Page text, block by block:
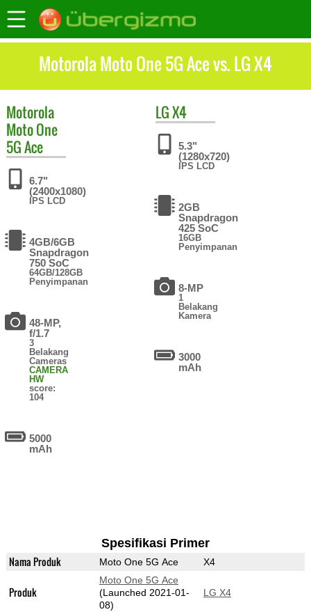
Motorola Moto One 5G Ace vs. LG X4
Motorola
Moto One
5G Ace
6.7"
(2400x1080)
IPS LCD
4GB/6GB
Snapdragon
750 SoC
64GB/128GB
Penyimpanan
48-MP,
f/1.7
3
Belakang
Cameras
CAMERA
HW
score:
104
5000
mAh
LGX4
5.3"
(1280x720)
IPS LCD
2GB
Snapdragon
425 SoC
16GB
Penyimpanan
8-MP
1
Belakang
Kamera
3000
mAh
Spesifikasi Primer
Nama Produk Moto One 5G Ace X4
Produk
Moto One 5G Ace
(Launched 2021-01-
08)
LG X4